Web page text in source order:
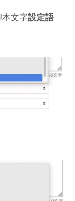
文字設定語